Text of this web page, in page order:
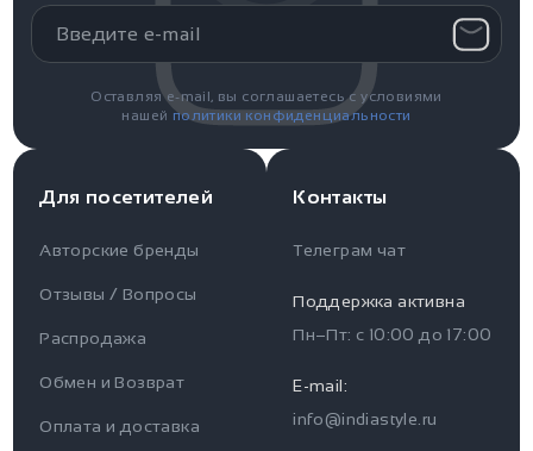
Контакты
Для пользователя
Информация
Для посетителей
Авторские бренды
Отзывы / Вопросы
Распродажа
Обмен и Возврат
Оплата и доставка
Оставляя e-mail, вы соглашаетесь с условиями
нашей политики конфиденциальности
Контакты
Телеграм чат
Поддержка активна
Пн–Пт: с 10:00 до 17:00
E-mail:
info@indiastyle.ru